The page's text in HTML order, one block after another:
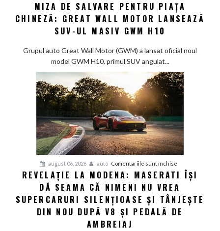
Miza
de
piața
Wall
Motor
ul
masiv
GWM
H10
MIZA DE SALVARE PENTRU PIAȚA
CHINEZĂ: GREAT WALL MOTOR LANSEAZĂ
SUV-UL MASIV GWM H10
Grupul auto Great Wall Motor (GWM) a lansat oficial noul
model GWM H10, primul SUV angulat...
august 06, 2026 auto Comentariile sunt închise
Revelație
la
Modena:
Maserati
își
REVELAȚIE LA MODENA: MASERATI ÎȘI
DĂ SEAMA CĂ NIMENI NU VREA
SUPERCARURI SILENȚIOASE ȘI TÂNJEȘTE
DIN NOU DUPĂ V8 ȘI PEDALĂ DE
AMBREIAJ